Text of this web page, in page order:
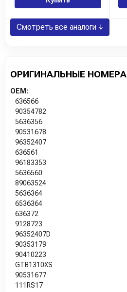
Смотреть все аналоги ↓
ОРИГИНАЛЬНЫЕ НОМЕРА
OEM:
636566
90354782
5636356
90531678
96352407
636561
96183353
5636560
89063524
5636364
6536364
636372
9128723
96352407D
90353179
90410223
GTB1310XS
90531677
111RS17